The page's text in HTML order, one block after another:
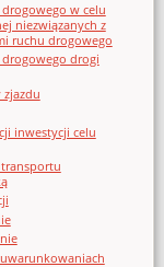
w celu
niezwiązanych z
ruchu drogowego
drogi
inwestycji celu